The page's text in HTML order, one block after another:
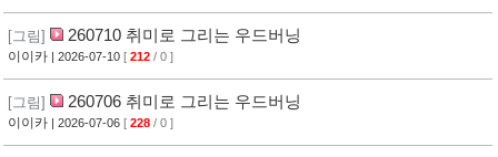
[그림] 260710 취미로 그리는 우드버닝
이이카 | 2026-07-10 [ 212 / 0 ]
[그림] 260706 취미로 그리는 우드버닝
이이카 | 2026-07-06 [ 228 / 0 ]